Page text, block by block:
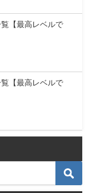
【最高レベルで
【最高レベルで